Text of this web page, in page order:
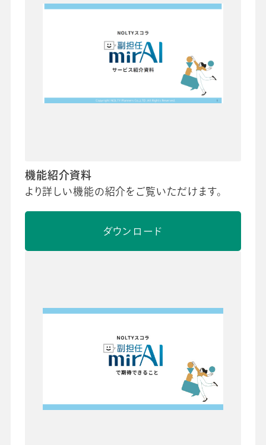
機能紹介資料
より詳しい機能の紹介をご覧いただけます。
ダウンロード